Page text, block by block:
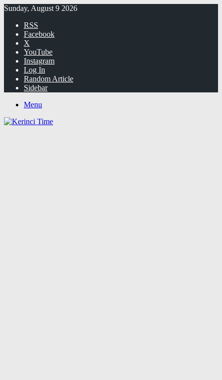
Sunday, August 9 2026
RSS
Facebook
X
YouTube
Instagram
Log In
Random Article
Sidebar
Menu